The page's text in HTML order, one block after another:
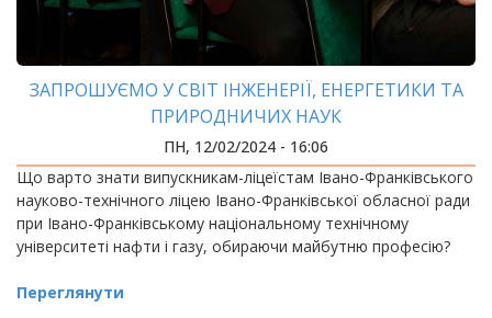
ЗАПРОШУЄМО У СВІТ ІНЖЕНЕРІЇ, ЕНЕРГЕТИКИ ТА
ПРИРОДНИЧИХ НАУК
ПН, 12/02/2024 - 16:06
Що варто знати випускникам-ліцеїстам Івано-Франківського
науково-технічного ліцею Івано-Франківської обласної ради
при Івано-Франківському національному технічному
університеті нафти і газу, обираючи майбутню професію?
Переглянути